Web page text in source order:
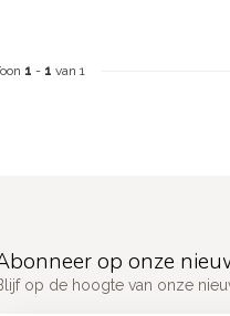
1 - 1 van 1
op onze
op de hoogte van onze